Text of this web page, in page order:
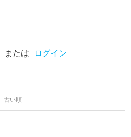
または ログイン
古い順